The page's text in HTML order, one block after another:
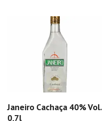
Janeiro Cachaça 40% Vol.
0,7l